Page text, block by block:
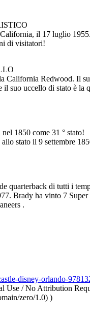
il 17 luglio
di visitatori!
California Redwood. Il
il suo uccello di stato è la
1850 come 31 ° stato!
stato il 9 settembre
quarterback di tutti i
Brady ha vinto 7 Super
.
disney-orlando-
Use / No Attribution
zero/1.0) )